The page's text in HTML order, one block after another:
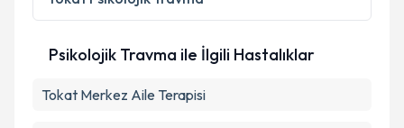
kapsamda işlenmesini kabul ediyorum.
Takvim Talebini Gönder
Psikolojik Travma ile İlgili Hastalıklar
Tokat Merkez Aile Terapisi